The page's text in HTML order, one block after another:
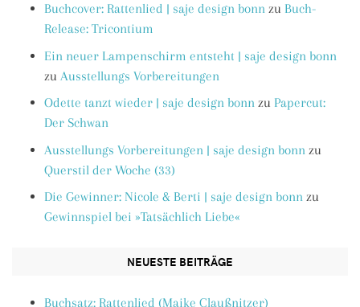
Buchcover: Rattenlied | saje design bonn zu Buch-
Release: Tricontium
Ein neuer Lampenschirm entsteht | saje design bonn
zu Ausstellungs Vorbereitungen
Odette tanzt wieder | saje design bonn zu Papercut:
Der Schwan
Ausstellungs Vorbereitungen | saje design bonn zu
Querstil der Woche (33)
Die Gewinner: Nicole & Berti | saje design bonn zu
Gewinnspiel bei »Tatsächlich Liebe«
NEUESTE BEITRÄGE
Buchsatz: Rattenlied (Maike Claußnitzer)